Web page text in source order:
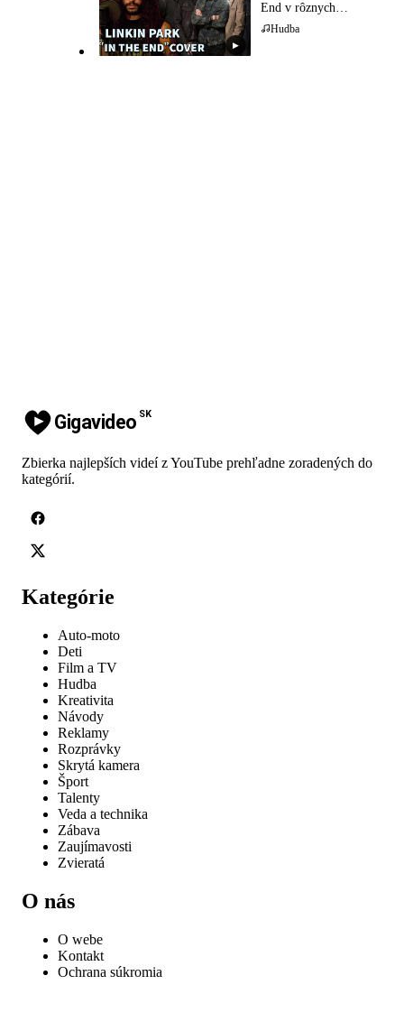
▶
End v rôznych
hudobných štýloch
Hudba
Gigavideo SK
Zbierka najlepších videí z YouTube prehľadne zoradených do
kategórií.
Kategórie
Auto-moto
Deti
Film a TV
Hudba
Kreativita
Návody
Reklamy
Rozprávky
Skrytá kamera
Šport
Talenty
Veda a technika
Zábava
Zaujímavosti
Zvieratá
O nás
O webe
Kontakt
Ochrana súkromia